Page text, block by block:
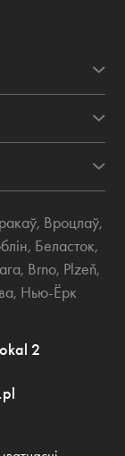
, Вроцлаў,
, Беласток,
, Brno, Plzeň,
, Нью-Ёрк
2